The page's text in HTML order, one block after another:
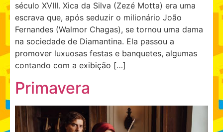
século XVIII. Xica da Silva (Zezé Motta) era uma
escrava que, após seduzir o milionário João
Fernandes (Walmor Chagas), se tornou uma dama
na sociedade de Diamantina. Ela passou a
promover luxuosas festas e banquetes, algumas
contando com a exibição […]
Primavera